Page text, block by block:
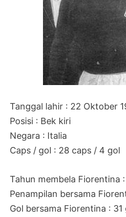
Tanggal lahir : 22 Oktober
Posisi : Bek kiri
Negara : Italia
Caps / gol : 28 caps / 4 gol
Tahun membela Fiorentina
Penampilan bersama
Gol bersama Fiorentina : 31